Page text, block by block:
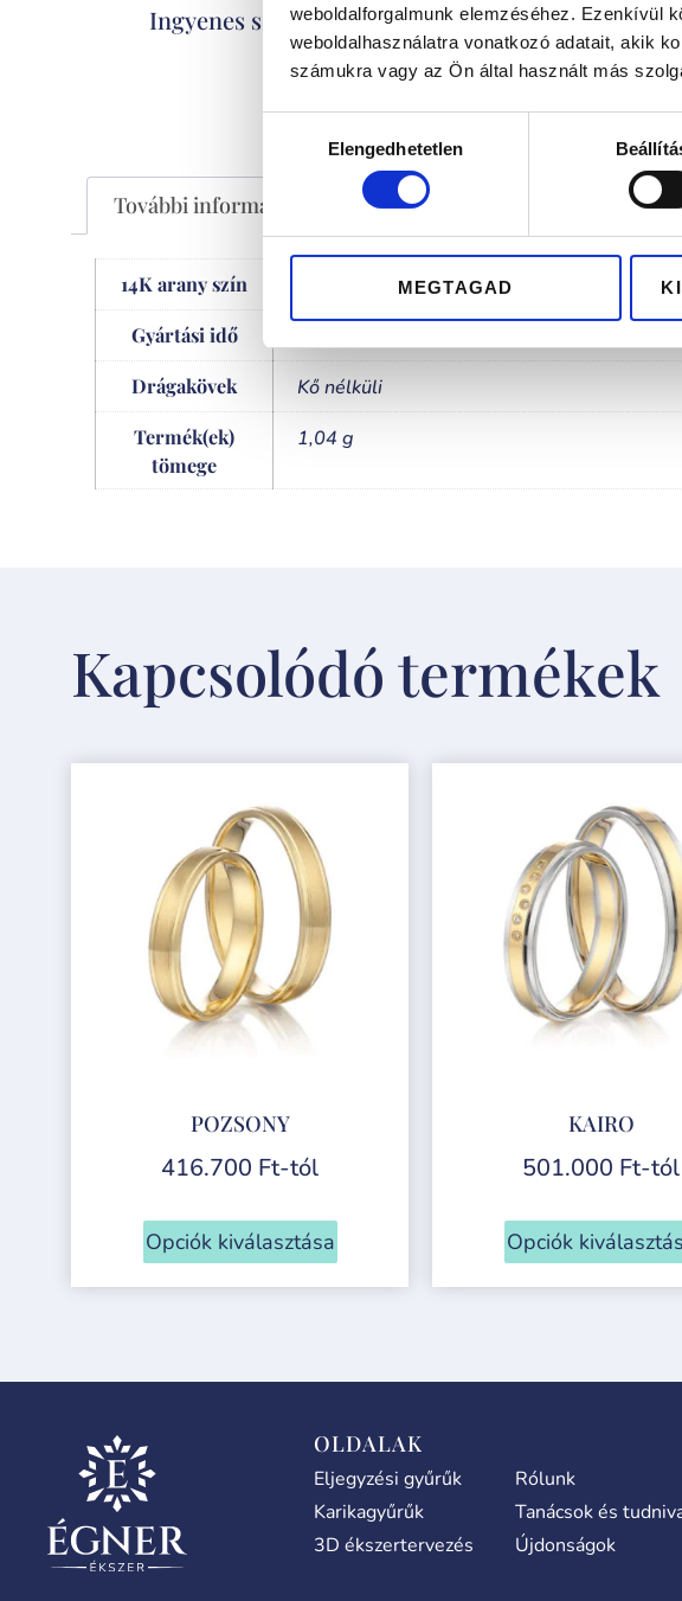
weboldalforgalmunk elemzéséhez. Ezenkívül
weboldalhasználatra vonatkozó adatait, akik
számukra vagy az Ön által használt más
kiválasztásaElengedhetetlen
MEGTAGAD
Ingyenes szállítás Kizárólag hazai
További információk
14K arany szín
Gyártási idő
Drágakövek
Kő nélküli
Termék(ek)
tömege
1,04 g
Kapcsolódó termékek
POZSONY
416.700 Ft-tól
Opciók kiválasztása
KAIRO
501.000 Ft-tól
Opciók
OLDALAK
Eljegyzési gyűrűk
Karikagyűrűk
3D ékszertervezés
Rólunk
Tanácsok és
Újdonságok